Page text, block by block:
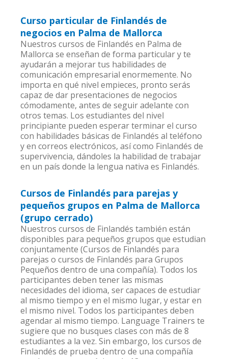
Curso particular de Finlandés de
negocios en Palma de Mallorca
Nuestros cursos de Finlandés en Palma de
Mallorca se enseñan de forma particular y te
ayudarán a mejorar tus habilidades de
comunicación empresarial enormemente. No
importa en qué nivel empieces, pronto serás
capaz de dar presentaciones de negocios
cómodamente, antes de seguir adelante con
otros temas. Los estudiantes del nivel
principiante pueden esperar terminar el curso
con habilidades básicas de Finlandés al teléfono
y en correos electrónicos, así como Finlandés de
supervivencia, dándoles la habilidad de trabajar
en un país donde la lengua nativa es Finlandés.
Cursos de Finlandés para parejas y
pequeños grupos en Palma de Mallorca
(grupo cerrado)
Nuestros cursos de Finlandés también están
disponibles para pequeños grupos que estudian
conjuntamente (Cursos de Finlandés para
parejas o cursos de Finlandés para Grupos
Pequeños dentro de una compañía). Todos los
participantes deben tener las mismas
necesidades del idioma, ser capaces de estudiar
al mismo tiempo y en el mismo lugar, y estar en
el mismo nivel. Todos los participantes deben
agendar al mismo tiempo. Language Trainers te
sugiere que no busques clases con más de 8
estudiantes a la vez. Sin embargo, los cursos de
Finlandés de prueba dentro de una compañía